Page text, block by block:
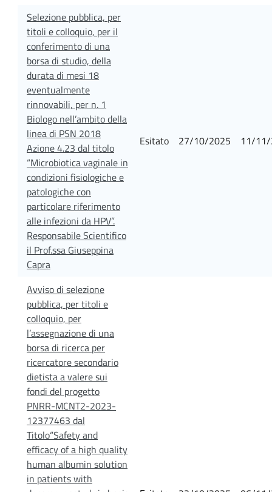
Selezione pubblica, per
titoli e colloquio, per il
conferimento di una
borsa di studio, della
durata di mesi 18
eventualmente
rinnovabili, per n. 1
Biologo nell’ambito della
linea di PSN 2018
Azione 4.23 dal titolo
“Microbiotica vaginale in
condizioni fisiologiche e
patologiche con
particolare riferimento
alle infezioni da HPV”.
Responsabile Scientifico
il Prof.ssa Giuseppina
Capra
Esitato 27/10/2025 11/
Avviso di selezione
pubblica, per titoli e
colloquio, per
l’assegnazione di una
borsa di ricerca per
ricercatore secondario
dietista a valere sui
fondi del progetto
PNRR-MCNT2-2023-
12377463 dal
Titolo“Safety and
efficacy of a high quality
human albumin solution
in patients with